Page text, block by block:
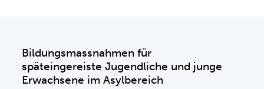
Bildungsmassnahmen für
späteingereiste Jugendliche und junge
Erwachsene im Asylbereich